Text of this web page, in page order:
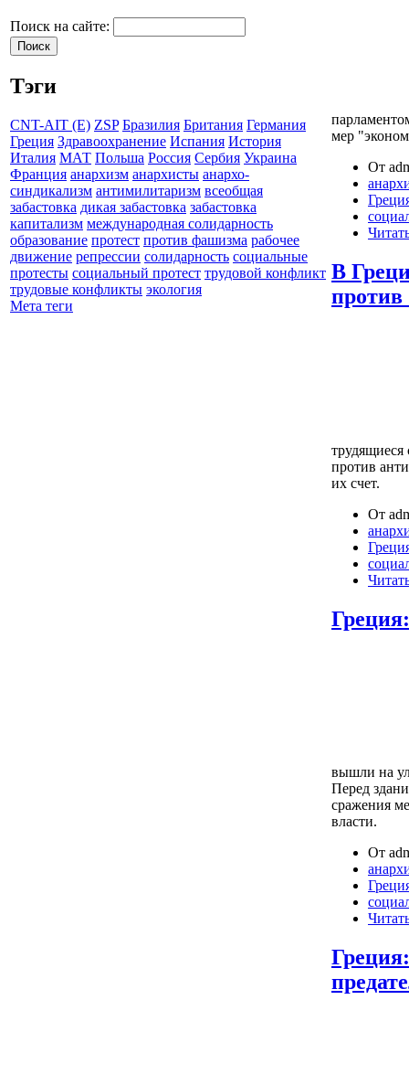
Поиск на сайте:
Тэги
CNT-AIT (E) ZSP Бразилия Британия Германия
Греция Здравоохранение Испания История
Италия МАТ Польша Россия Сербия Украина
Франция анархизм анархисты анархо-
синдикализм антимилитаризм всеобщая
забастовка дикая забастовка забастовка
капитализм международная солидарность
образование протест против фашизма рабочее
движение репрессии солидарность социальные
протесты социальный протест трудовой конфликт
трудовые конфликты экология
Мета теги
мер
От
В
против
их счет.
От
вышли на
Перед
сражения
власти.
От